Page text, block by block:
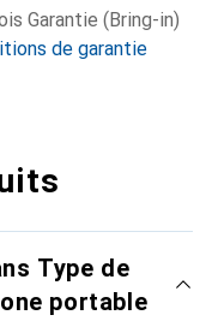
Garantie (Bring-in)
de garantie
Type de
portable